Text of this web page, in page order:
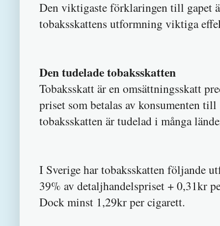
Den viktigaste förklaringen till gapet
tobaksskattens utformning viktiga
Den tudelade tobaksskatten
Tobaksskatt är en omsättningsskatt
priset som betalas av konsumenten
tobaksskatten är tudelad i många
I Sverige har tobaksskatten följande
39% av detaljhandelspriset + 0,31kr
Dock minst 1,29kr per cigarett.